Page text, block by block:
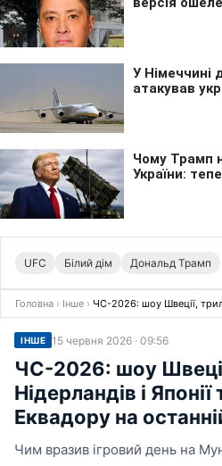
UFC Білий дім Дональд Трамп
Головна › Інше › ЧС-2026: шоу Швеції,
ІНШЕ 15 червня 2026 · 09:56
ЧС-2026: шоу
Нідерландів і
Еквадору на
Чим вразив ігровий день на